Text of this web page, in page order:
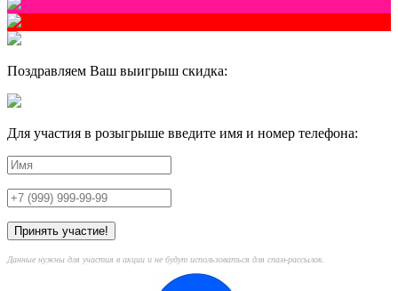
Поздравляем Ваш выигрыш скидка:
Для участия в розыгрыше введите имя и номер телефона:
Данные нужны для участия в акции и не будут использоваться для спам-рассылок.